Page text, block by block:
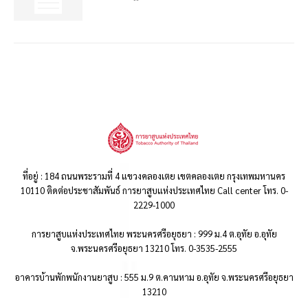
ที่อยู่ : 184 ถนนพระรามที่ 4 แขวงคลองเตย เขตคลองเตย กรุงเทพมหานคร
10110 ติดต่อประชาสัมพันธ์ การยาสูบแห่งประเทศไทย Call center โทร. 0-
2229-1000
การยาสูบแห่งประเทศไทย พระนครศรีอยุธยา : 999 ม.4 ต.อุทัย อ.อุทัย
จ.พระนครศรีอยุธยา 13210 โทร. 0-3535-2555
อาคารบ้านพักพนักงานยาสูบ : 555 ม.9 ต.คานหาม อ.อุทัย จ.พระนครศรีอยุธยา
13210